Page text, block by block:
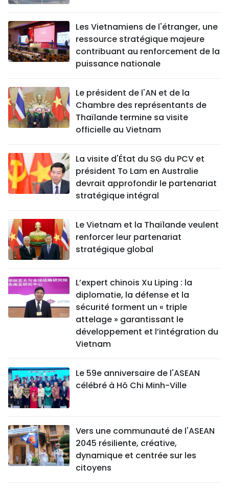
Les Vietnamiens de l'étranger, une
ressource stratégique majeure
contribuant au renforcement de la
puissance nationale
Le président de l'AN et de la
Chambre des représentants de
Thaïlande termine sa visite
officielle au Vietnam
La visite d'État du SG du PCV et
président To Lam en Australie
devrait approfondir le partenariat
stratégique intégral
Le Vietnam et la Thaïlande veulent
renforcer leur partenariat
stratégique global
L’expert chinois Xu Liping : la
diplomatie, la défense et la
sécurité forment un « triple
attelage » garantissant le
développement et l’intégration du
Vietnam
Le 59e anniversaire de l'ASEAN
célébré à Hô Chi Minh-Ville
Vers une communauté de l'ASEAN
2045 résiliente, créative,
dynamique et centrée sur les
citoyens